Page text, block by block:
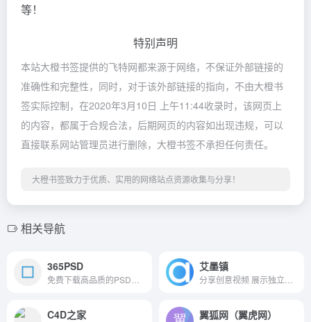
等！
特别声明
本站大橙书签提供的飞特网都来源于网络，不保证外部链接的
准确性和完整性，同时，对于该外部链接的指向，不由大橙书
签实际控制，在2020年3月10日 上午11:44收录时，该网页上
的内容，都属于合规合法，后期网页的内容如出现违规，可以
直接联系网站管理员进行删除，大橙书签不承担任何责任。
大橙书签致力于优质、实用的网络站点资源收集与分享！
相关导航
365PSD 艾墨镇
C4D之家 翼狐网（翼虎网）